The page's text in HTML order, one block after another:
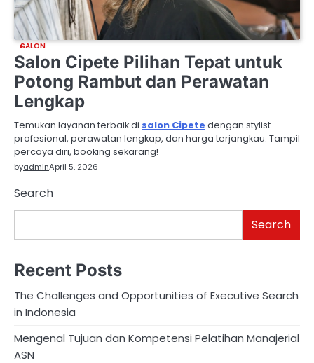
SALON
Salon Cipete Pilihan Tepat untuk
Potong Rambut dan Perawatan
Lengkap
Temukan layanan terbaik di salon Cipete dengan stylist
profesional, perawatan lengkap, dan harga terjangkau. Tampil
percaya diri, booking sekarang!
byadminApril 5, 2026
Search
Search
Recent Posts
The Challenges and Opportunities of Executive Search
in Indonesia
Mengenal Tujuan dan Kompetensi Pelatihan Manajerial
ASN